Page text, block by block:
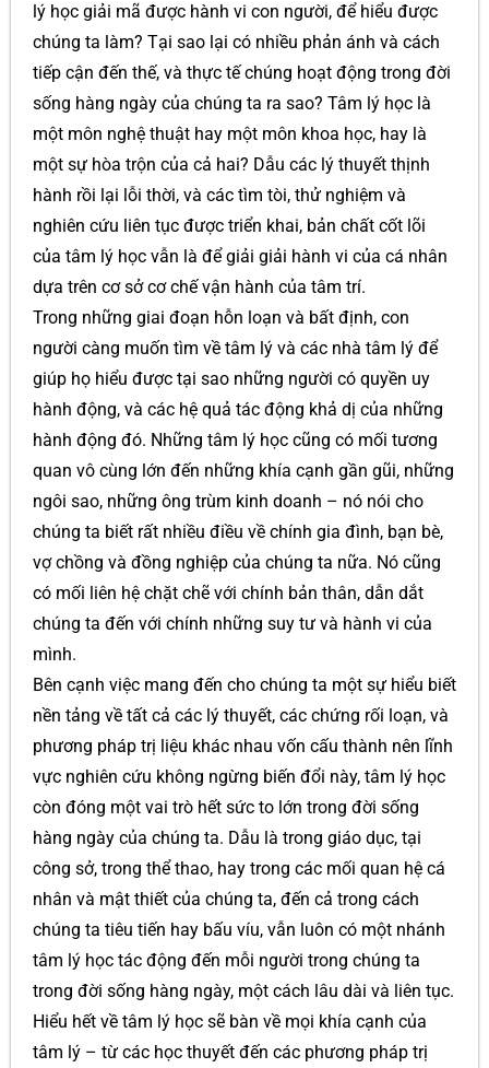
lý học giải mã được hành vi con người, để hiểu được
chúng ta làm? Tại sao lại có nhiều phản ánh và cách
tiếp cận đến thế, và thực tế chúng hoạt động trong đời
sống hàng ngày của chúng ta ra sao? Tâm lý học là
một môn nghệ thuật hay một môn khoa học, hay là
một sự hòa trộn của cả hai? Dẫu các lý thuyết thịnh
hành rồi lại lỗi thời, và các tìm tòi, thử nghiệm và
nghiên cứu liên tục được triển khai, bản chất cốt lõi
của tâm lý học vẫn là để giải giải hành vi của cá nhân
dựa trên cơ sở cơ chế vận hành của tâm trí.
Trong những giai đoạn hỗn loạn và bất định, con
người càng muốn tìm về tâm lý và các nhà tâm lý để
giúp họ hiểu được tại sao những người có quyền uy
hành động, và các hệ quả tác động khả dị của những
hành động đó. Những tâm lý học cũng có mối tương
quan vô cùng lớn đến những khía cạnh gần gũi, những
ngôi sao, những ông trùm kinh doanh – nó nói cho
chúng ta biết rất nhiều điều về chính gia đình, bạn bè,
vợ chồng và đồng nghiệp của chúng ta nữa. Nó cũng
có mối liên hệ chặt chẽ với chính bản thân, dẫn dắt
chúng ta đến với chính những suy tư và hành vi của
mình.
Bên cạnh việc mang đến cho chúng ta một sự hiểu biết
nền tảng về tất cả các lý thuyết, các chứng rối loạn, và
phương pháp trị liệu khác nhau vốn cấu thành nên lĩnh
vực nghiên cứu không ngừng biến đổi này, tâm lý học
còn đóng một vai trò hết sức to lớn trong đời sống
hàng ngày của chúng ta. Dẫu là trong giáo dục, tại
công sở, trong thể thao, hay trong các mối quan hệ cá
nhân và mật thiết của chúng ta, đến cả trong cách
chúng ta tiêu tiến hay bấu víu, vẫn luôn có một nhánh
tâm lý học tác động đến mỗi người trong chúng ta
trong đời sống hàng ngày, một cách lâu dài và liên tục.
Hiểu hết về tâm lý học sẽ bàn về mọi khía cạnh của
tâm lý – từ các học thuyết đến các phương pháp trị